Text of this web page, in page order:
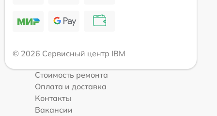
© 2026 Сервисный центр IBM
Стоимость ремонта
Оплата и доставка
Контакты
Вакансии